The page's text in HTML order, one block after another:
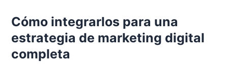
Cómo integrarlos para una
estrategia de marketing digital
completa